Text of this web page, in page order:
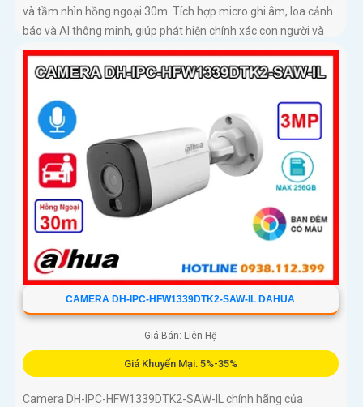
và tầm nhìn hồng ngoại 30m. Tích hợp micro ghi âm, loa cảnh
báo và AI thông minh, giúp phát hiện chính xác con người và
phương tiện
CAMERA DH-IPC-HFW1339DTK2-SAW-IL DAHUA
Giá Bán: Liên Hệ
Giá Khuyến Mại: 5%-35%
Camera DH-IPC-HFW1339DTK2-SAW-IL chính hãng của